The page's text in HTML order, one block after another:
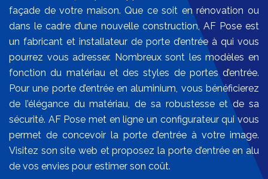
façade de votre maison. Que ce soit en rénovation ou
dans le cadre d’une nouvelle construction, AF Pose est
un fabricant et installateur de porte d’entrée à qui vous
pourrez vous adresser. Nombreux sont les modèles en
fonction du matériau et des styles de portes d’entrée.
Pour une porte d’entrée en aluminium, vous bénéficierez
de l’élégance du matériau, de sa robustesse et de sa
sécurité. AF Pose met en ligne un configurateur qui vous
permet de concevoir la porte d’entrée à votre image.
Visitez son site web et proposez la porte d’entrée en alu
de vos envies pour estimer son coût.